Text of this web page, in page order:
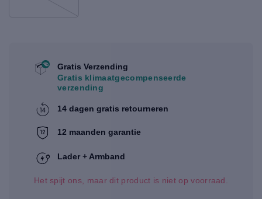
Gratis Verzending
Gratis klimaatgecompenseerde
verzending
14 dagen gratis retourneren
12 maanden garantie
Lader + Armband
Het spijt ons, maar dit product is niet op voorraad.